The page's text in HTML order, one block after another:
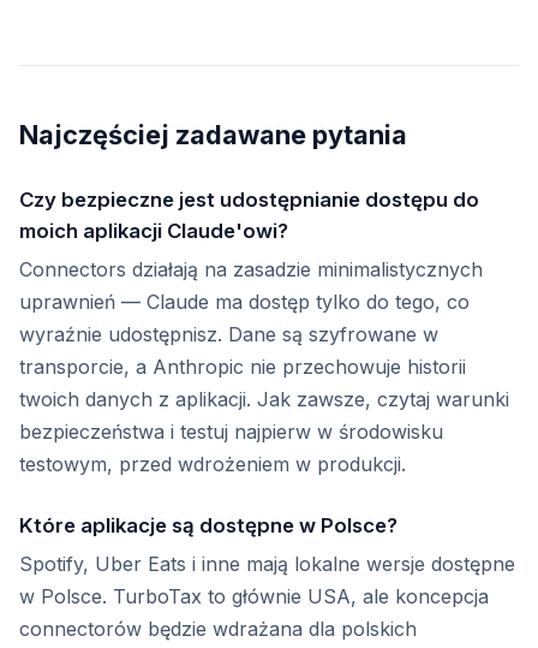
Najczęściej zadawane pytania
Czy bezpieczne jest udostępnianie dostępu do
moich aplikacji Claude'owi?
Connectors działają na zasadzie minimalistycznych
uprawnień — Claude ma dostęp tylko do tego, co
wyraźnie udostępnisz. Dane są szyfrowane w
transporcie, a Anthropic nie przechowuje historii
twoich danych z aplikacji. Jak zawsze, czytaj warunki
bezpieczeństwa i testuj najpierw w środowisku
testowym, przed wdrożeniem w produkcji.
Które aplikacje są dostępne w Polsce?
Spotify, Uber Eats i inne mają lokalne wersje dostępne
w Polsce. TurboTax to głównie USA, ale koncepcja
connectorów będzie wdrażana dla polskich